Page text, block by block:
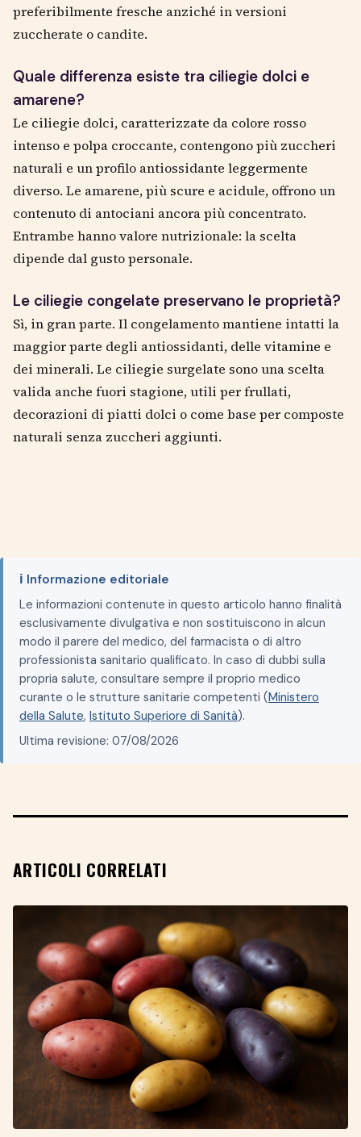
preferibilmente fresche anziché in versioni
zuccherate o candite.
Quale differenza esiste tra ciliegie dolci e
amarene?
Le ciliegie dolci, caratterizzate da colore rosso
intenso e polpa croccante, contengono più zuccheri
naturali e un profilo antiossidante leggermente
diverso. Le amarene, più scure e acidule, offrono un
contenuto di antociani ancora più concentrato.
Entrambe hanno valore nutrizionale: la scelta
dipende dal gusto personale.
Le ciliegie congelate preservano le proprietà?
Sì, in gran parte. Il congelamento mantiene intatti la
maggior parte degli antiossidanti, delle vitamine e
dei minerali. Le ciliegie surgelate sono una scelta
valida anche fuori stagione, utili per frullati,
decorazioni di piatti dolci o come base per composte
naturali senza zuccheri aggiunti.
ℹ️ Informazione editoriale
Le informazioni contenute in questo articolo hanno finalità
esclusivamente divulgativa e non sostituiscono in alcun
modo il parere del medico, del farmacista o di altro
professionista sanitario qualificato. In caso di dubbi sulla
propria salute, consultare sempre il proprio medico
curante o le strutture sanitarie competenti (Ministero
della Salute, Istituto Superiore di Sanità).
Ultima revisione: 07/08/2026
ARTICOLI CORRELATI